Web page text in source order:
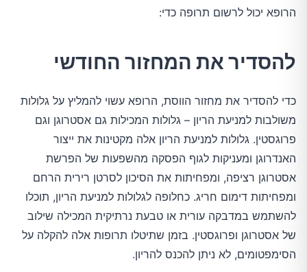
הרופא יכול לרשום תרופה כדי:
להסדיר את המחזור החודשי
כדי להסדיר את מחזור הווסת, הרופא עשוי להמליץ ​​על גלולות
משולבות למניעת הריון – גלולות המכילות גם אסטרוגן וגם
פרוגסטין. גלולות למניעת הריון אלה מקטינות את ייצור
האנדרוגן ומעניקות לגוף הפסקה מהשפעות של הפרשת
אסטרוגן רציפה, ומפחיתות את הסיכון לסרטן רירית הרחם
ומפחיתות דימום חריג. כחלופה לגלולות למניעת הריון, תוכלו
להשתמש במדבקה עורית או טבעת נרתיקית המכילה שילוב
של אסטרוגן ופרוגסטין. בזמן שתיטלו תרופות אלה להקלה על
הסימפטומים, לא ניתן להכנס להריון.